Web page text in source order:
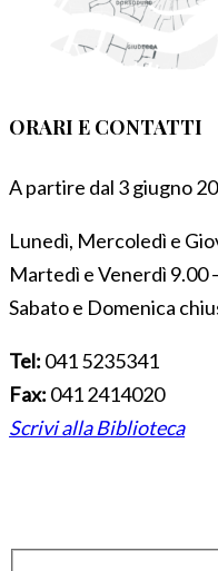
ORARI E CONTATTI
A partire dal 3 giugno
Lunedì, Mercoledì e
Martedì e Venerdì 9.00
Sabato e Domenica
Tel: 041 5235341
Fax: 041 2414020
Scrivi alla Biblioteca